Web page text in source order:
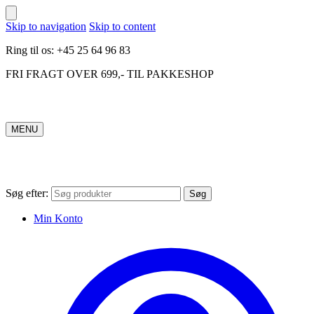
Skip to navigation Skip to content
Ring til os: +45 25 64 96 83
FRI FRAGT OVER 699,- TIL PAKKESHOP
MENU
Søg efter: Søg
Min Konto